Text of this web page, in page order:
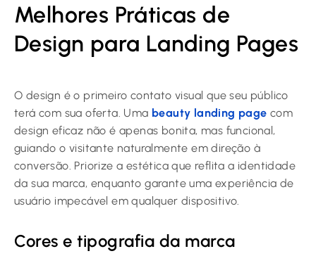
Melhores Práticas de
Design para Landing Pages
O design é o primeiro contato visual que seu público
terá com sua oferta. Uma beauty landing page com
design eficaz não é apenas bonita, mas funcional,
guiando o visitante naturalmente em direção à
conversão. Priorize a estética que reflita a identidade
da sua marca, enquanto garante uma experiência de
usuário impecável em qualquer dispositivo.
Cores e tipografia da marca